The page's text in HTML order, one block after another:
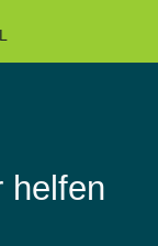
helfen